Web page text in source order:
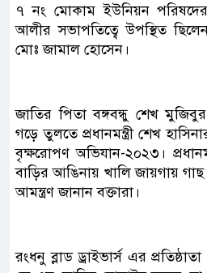
৭ নং মোকাম ইউনিয়ন পরিষদের
আলীর সভাপতিত্বে উপস্থিত
মোঃ জামাল হোসেন।
জাতির পিতা বঙ্গবন্ধু শেখ
গড়ে তুলতে প্রধানমন্ত্রী শেখ
বৃক্ষরোপণ অভিযান-২০২৩।
বাড়ির আঙিনায় খালি জায়গায়
আমন্ত্রণ জানান বক্তারা।
রংধনু ব্লাড ড্রাইভার্স এর